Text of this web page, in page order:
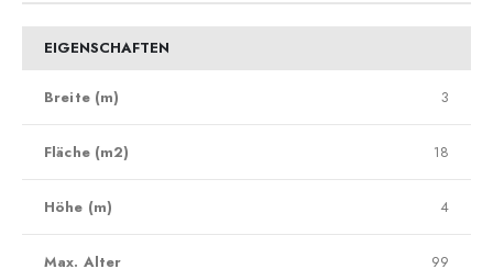
EIGENSCHAFTEN
Breite (m) 3
Fläche (m2) 18
Höhe (m) 4
Max. Alter 99